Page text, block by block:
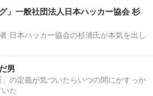
」一般社団法人日本ハッカー協会 杉
日本ハッカー協会の杉浦氏が本気を出し
男
の定義が気づいたらいつの間にかすっか
た